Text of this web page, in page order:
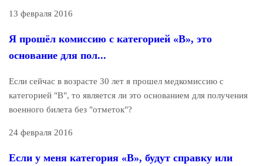
13 февраля 2016
Я прошёл комиссию с категорией «В», это
основание для пол...
Если сейчас в возрасте 30 лет я прошел медкомиссию с
категорией "В", то является ли это основанием для получения
военного билета без "отметок"?
24 февраля 2016
Если у меня категория «В», будут справку или